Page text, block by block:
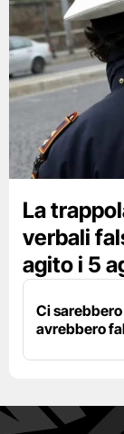
La
verbali
agito i 5
Ci
avrebbero